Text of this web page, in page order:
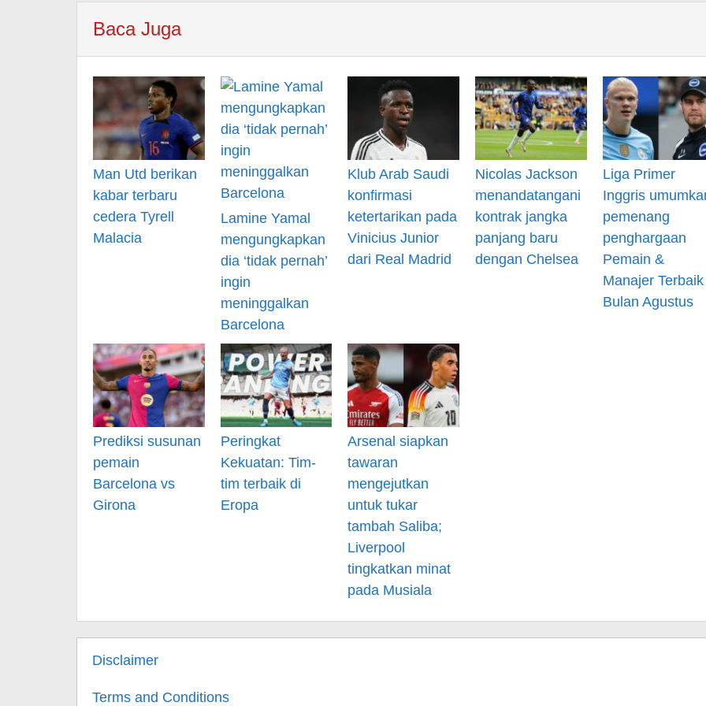
Baca Juga
Man Utd berikan
kabar terbaru
cedera Tyrell
Malacia
Lamine Yamal
mengungkapkan
dia ‘tidak pernah’
ingin
meninggalkan
Barcelona
Klub Arab Saudi
konfirmasi
ketertarikan pada
Vinicius Junior
dari Real Madrid
Nicolas Jackson
menandatangani
kontrak jangka
panjang baru
dengan Chelsea
Liga Primer
Inggris
pemenang
penghargaan
Pemain &
Manajer Terbaik
Bulan Agustus
Prediksi susunan
pemain
Barcelona vs
Girona
Peringkat
Kekuatan: Tim-
tim terbaik di
Eropa
Arsenal siapkan
tawaran
mengejutkan
untuk tukar
tambah Saliba;
Liverpool
tingkatkan minat
pada Musiala
Disclaimer
Terms and Conditions